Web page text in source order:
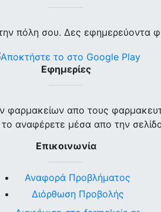
πόλη σου. Δες εφημερεύοντα
Εφημερίες
φαρμακείων απο τους
αναφέρετε μέσα απο την
Επικοινωνία
Αναφορά Προβλήματος
Διόρθωση Προβολής